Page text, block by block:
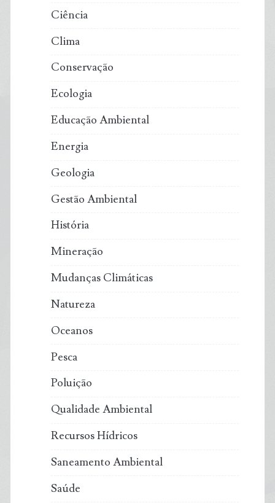
Ciência
Clima
Conservação
Ecologia
Educação Ambiental
Energia
Geologia
Gestão Ambiental
História
Mineração
Mudanças Climáticas
Natureza
Oceanos
Pesca
Poluição
Qualidade Ambiental
Recursos Hídricos
Saneamento Ambiental
Saúde